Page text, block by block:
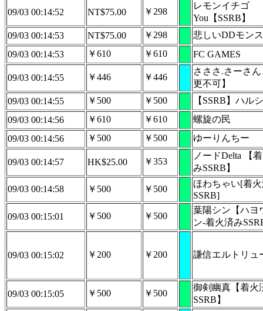
09/03 00:14:52 NT$75.00 ￥298
レモンイチゴ
You【SSRB】
09/03 00:14:53
NT$75.00 ￥298
悲しいDDモン
09/03 00:14:53
￥610 ￥610 FC GAMES
09/03 00:14:55 ￥446 ￥446
さささ.さーさ
更不可】
09/03 00:14:55
￥500 ￥500
【SSRB】ハル
09/03 00:14:56
￥610 ￥610
螺旋の民
09/03 00:14:56
￥500 ￥500 ゆーりんちー
09/03 00:14:57 HK$25.00 ￥353
ノードDelta 【
みSSRB】
09/03 00:14:58 ￥500 ￥500
ほわちゃい[着
SSRB]
09/03 00:15:01 ￥500 ￥500
葉陽シン【ハヨ
ン-着火済み
09/03 00:15:02 ￥200 ￥200 謙信エルトリュ
09/03 00:15:05 ￥500 ￥500
御剣幽真【着火
SSRB】